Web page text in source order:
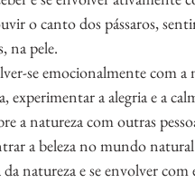
o canto dos pássaros,
na pele.
se emocionalmente com a
experimentar a alegria e a
a natureza com outras
a beleza no mundo
da natureza e se envolver